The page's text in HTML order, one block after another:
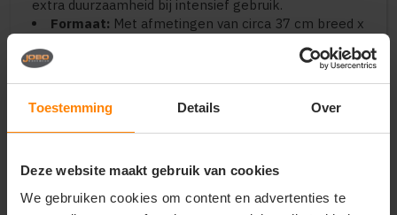
Toestemming Details Over
Deze website maakt gebruik van cookies
We gebruiken cookies om content en advertenties te
extra duurzaamheid bij intensief gebruik.
Formaat: Met afmetingen van circa 37 cm breed x
sportkleding, boeken of strandspullen.
Perfect voor
Festivals:
Lichtgewicht om te dragen, maar sterk
genoeg om je essentials veilig te bewaren.
Branding:De tas heeft een groot, vlak oppervlak